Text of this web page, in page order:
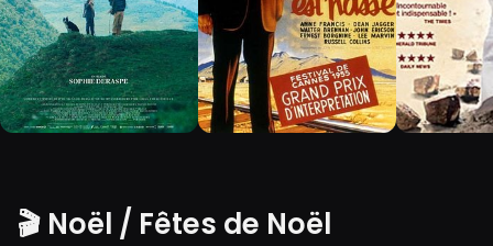
🎬 Noël / Fêtes de Noël